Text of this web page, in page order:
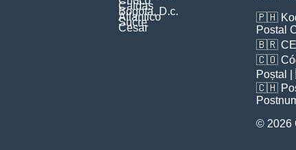
Caldas
Bogota, D.c.
Atlantico
Sucre
Cesar
🇵🇭
Postal
🇧🇷
🇨🇴
Poștal
🇨🇭
© 2026